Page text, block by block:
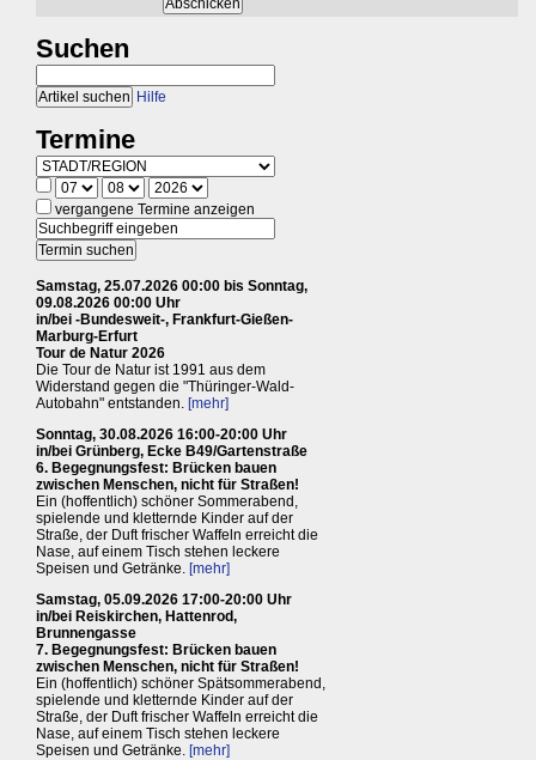
Suchen
Hilfe
Termine
vergangene Termine anzeigen
Samstag, 25.07.2026 00:00 bis Sonntag,
09.08.2026 00:00 Uhr
in/bei -Bundesweit-, Frankfurt-Gießen-
Marburg-Erfurt
Tour de Natur 2026
Die Tour de Natur ist 1991 aus dem
Widerstand gegen die "Thüringer-Wald-
Autobahn" entstanden. [mehr]
Sonntag, 30.08.2026 16:00-20:00 Uhr
in/bei Grünberg, Ecke B49/Gartenstraße
6. Begegnungsfest: Brücken bauen
zwischen Menschen, nicht für Straßen!
Ein (hoffentlich) schöner Sommerabend,
spielende und kletternde Kinder auf der
Straße, der Duft frischer Waffeln erreicht die
Nase, auf einem Tisch stehen leckere
Speisen und Getränke. [mehr]
Samstag, 05.09.2026 17:00-20:00 Uhr
in/bei Reiskirchen, Hattenrod,
Brunnengasse
7. Begegnungsfest: Brücken bauen
zwischen Menschen, nicht für Straßen!
Ein (hoffentlich) schöner Spätsommerabend,
spielende und kletternde Kinder auf der
Straße, der Duft frischer Waffeln erreicht die
Nase, auf einem Tisch stehen leckere
Speisen und Getränke. [mehr]